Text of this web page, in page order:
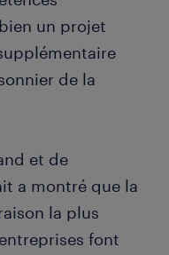
un projet
de la
et de
a montré que la
la plus
font